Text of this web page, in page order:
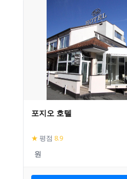
포지오 호텔
★ 평점 8.9